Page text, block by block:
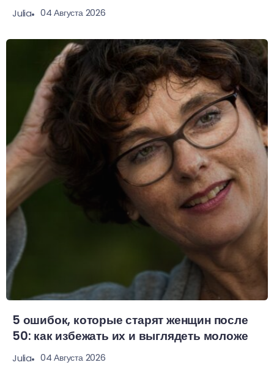
Julia 04 Августа 2026
5 ошибок, которые старят женщин после
50: как избежать их и выглядеть моложе
Julia 04 Августа 2026